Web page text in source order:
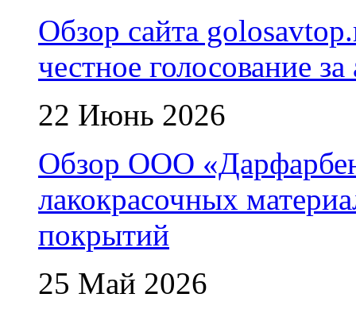
Обзор сайта
честное голосование
22 Июнь 2026
Обзор ООО
лакокрасочных
покрытий
25 Май 2026